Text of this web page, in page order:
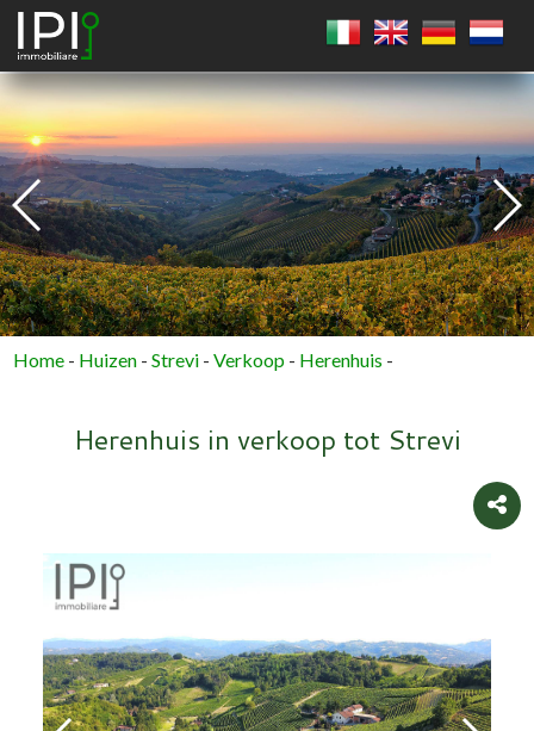
Home - Huizen -Strevi -Verkoop - Herenhuis -
Herenhuis in verkoop tot Strevi
VIERKANT
CIRKEL
VEELHOEK